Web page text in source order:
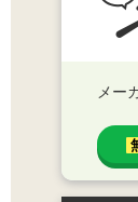
メー